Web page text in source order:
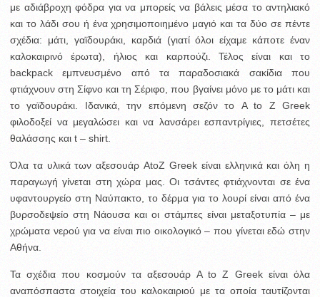
με αδιάβροχη φόδρα για να μπορείς να βάλεις μέσα το αντηλιακό
και το λάδι σου ή ένα χρησιμοποιημένο μαγιό και τα δύο σε πέντε
σχέδια: μάτι, γαϊδουράκι, καρδιά (γιατί όλοι είχαμε κάποτε έναν
καλοκαιρινό έρωτα), ήλιος και καρπούζι. Τέλος είναι και το
backpack εμπνευσμένο από τα παραδοσιακά σακίδια που
φτιάχνουν στη Σίφνο και τη Σέριφο, που βγαίνει μόνο με το μάτι και
το γαϊδουράκι. Ιδανικά, την επόμενη σεζόν το A to Z Greek
φιλοδοξεί να μεγαλώσει και να λανσάρει εσπαντρίγιες, πετσέτες
θαλάσσης και t – shirt.
Όλα τα υλικά των αξεσουάρ AtoZ Greek είναι ελληνικά και όλη η
παραγωγή γίνεται στη χώρα μας. Οι τσάντες φτιάχνονται σε ένα
υφαντουργείο στη Ναύπακτο, το δέρμα για το λουρί είναι από ένα
βυρσοδεψείο στη Νάουσα και οι στάμπες είναι μεταξοτυπία – με
χρώματα νερού για να είναι πιο οικολογικό – που γίνεται εδώ στην
Αθήνα.
Τα σχέδια που κοσμούν τα αξεσουάρ A to Z Greek είναι όλα
αναπόσπαστα στοιχεία του καλοκαιριού με τα οποία ταυτίζονται